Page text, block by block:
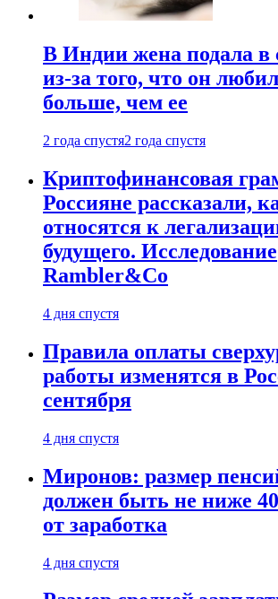
В Индии жена подала в
из-за того, что он
больше, чем ее
2 года спустя2 года спустя
Криптофинансовая
Россияне рассказали,
относятся к
будущего. Исследование
Rambler&Co
4 дня спустя
Правила оплаты
работы изменятся в
сентября
4 дня спустя
Миронов: размер
должен быть не ниже
от заработка
4 дня спустя